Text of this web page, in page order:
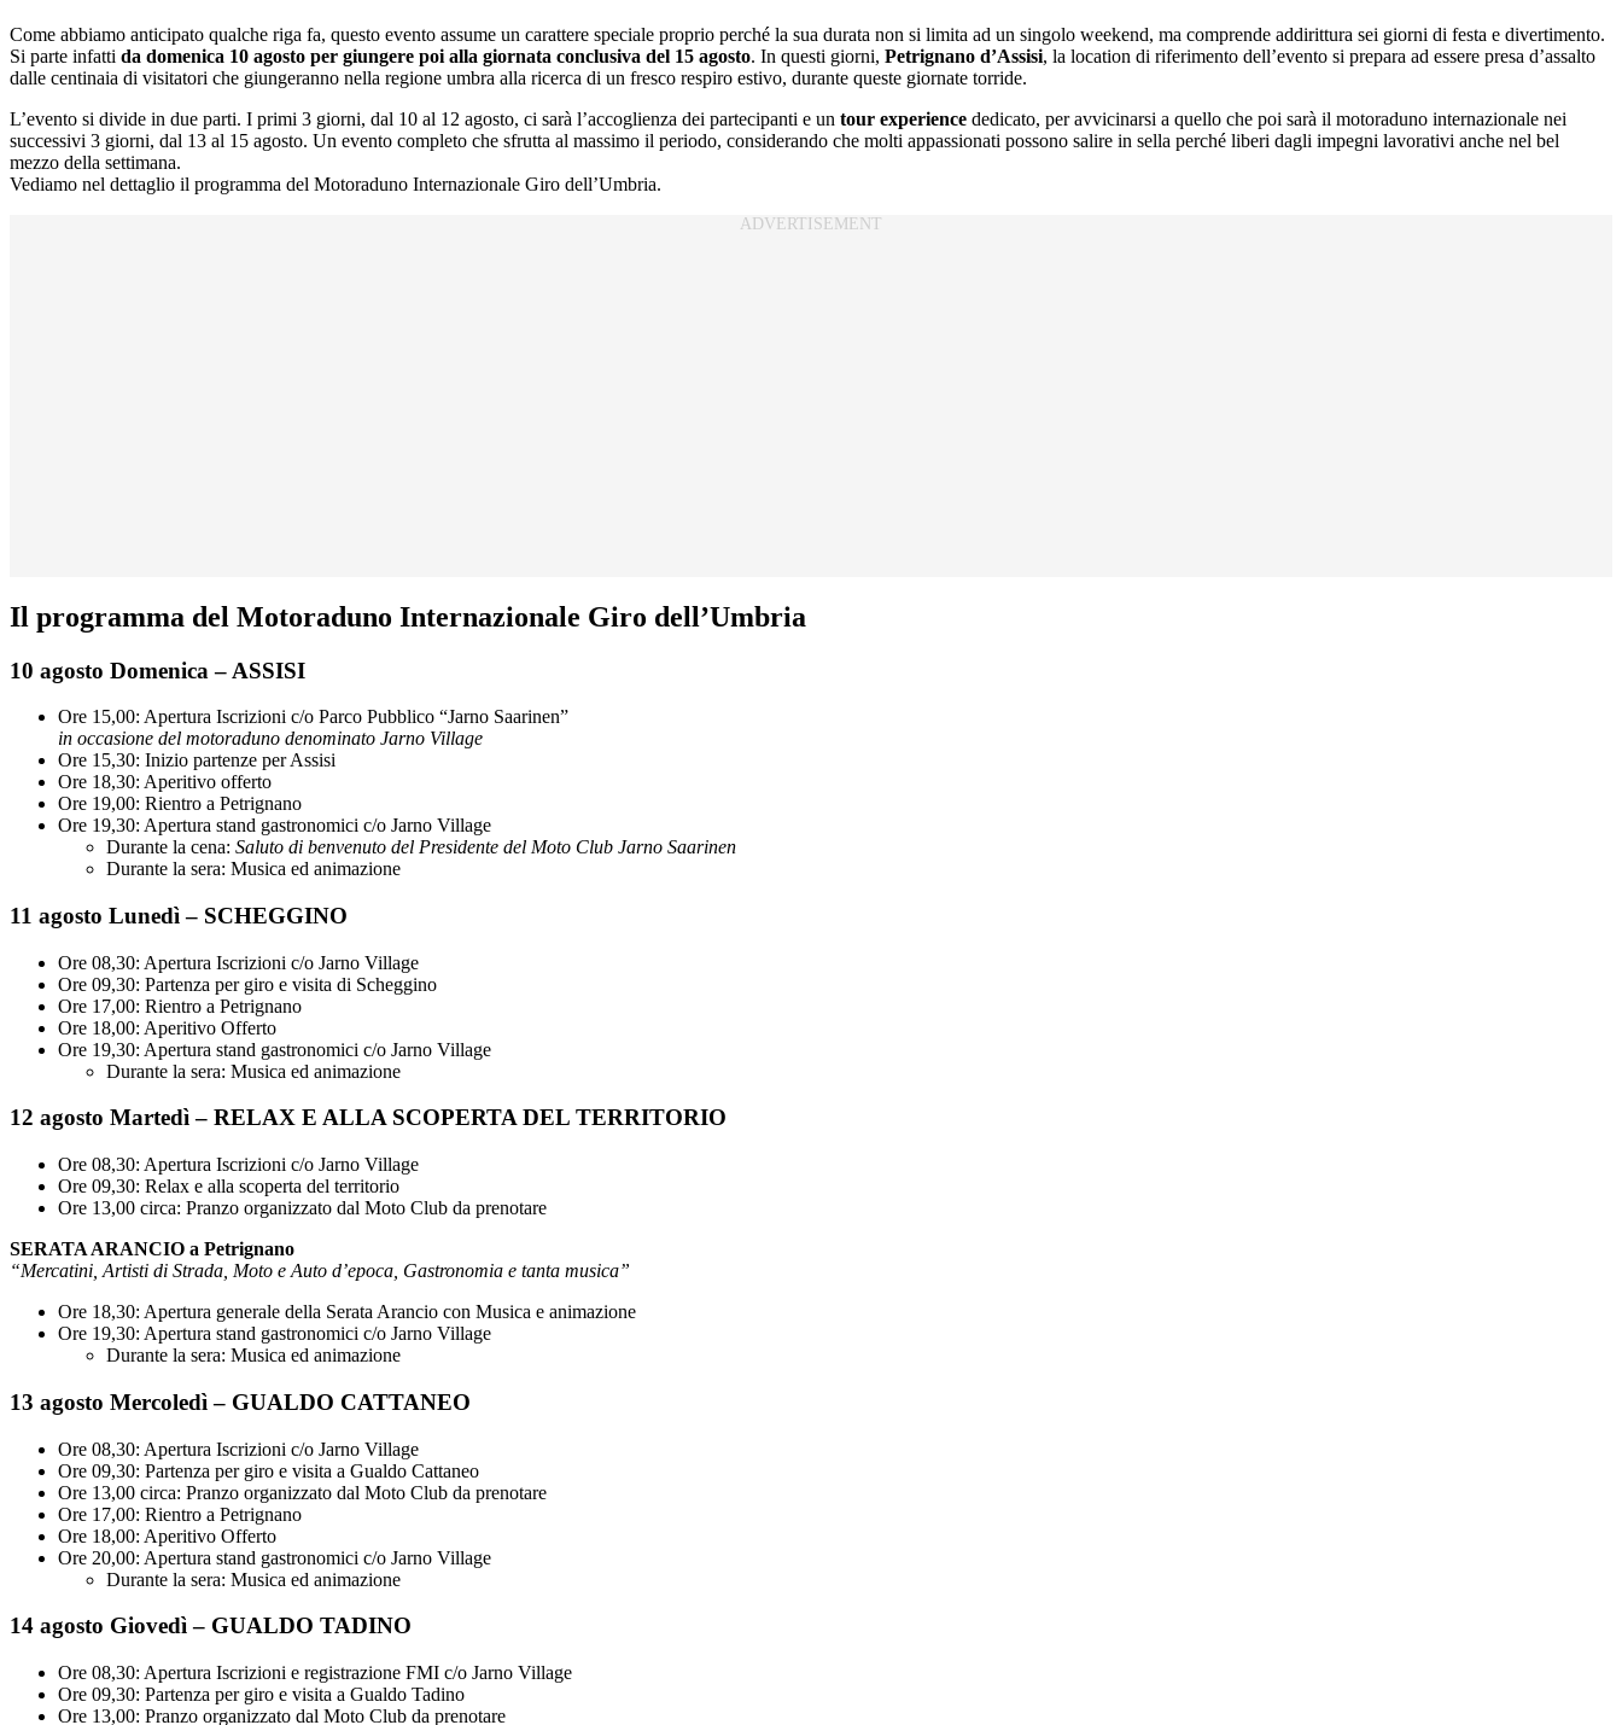
Come abbiamo anticipato qualche riga fa, questo evento assume un carattere speciale proprio perché la sua durata non si limita ad un singolo weekend, ma comprende addirittura sei giorni di festa e divertimento.
Si parte infatti da domenica 10 agosto per giungere poi alla giornata conclusiva del 15 agosto. In questi giorni, Petrignano d’Assisi, la location di riferimento dell’evento si prepara ad essere presa d’assalto
dalle centinaia di visitatori che giungeranno nella regione umbra alla ricerca di un fresco respiro estivo, durante queste giornate torride.
L’evento si divide in due parti. I primi 3 giorni, dal 10 al 12 agosto, ci sarà l’accoglienza dei partecipanti e un tour experience dedicato, per avvicinarsi a quello che poi sarà il motoraduno internazionale nei
successivi 3 giorni, dal 13 al 15 agosto. Un evento completo che sfrutta al massimo il periodo, considerando che molti appassionati possono salire in sella perché liberi dagli impegni lavorativi anche nel bel
mezzo della settimana.
Vediamo nel dettaglio il programma del Motoraduno Internazionale Giro dell’Umbria.
Il programma del Motoraduno Internazionale Giro dell’Umbria
10 agosto Domenica – ASSISI
Ore 15,00: Apertura Iscrizioni c/o Parco Pubblico “Jarno Saarinen”
in occasione del motoraduno denominato Jarno Village
Ore 15,30: Inizio partenze per Assisi
Ore 18,30: Aperitivo offerto
Ore 19,00: Rientro a Petrignano
Ore 19,30: Apertura stand gastronomici c/o Jarno Village
Durante la cena: Saluto di benvenuto del Presidente del Moto Club Jarno Saarinen
Durante la sera: Musica ed animazione
11 agosto Lunedì – SCHEGGINO
Ore 08,30: Apertura Iscrizioni c/o Jarno Village
Ore 09,30: Partenza per giro e visita di Scheggino
Ore 17,00: Rientro a Petrignano
Ore 18,00: Aperitivo Offerto
Ore 19,30: Apertura stand gastronomici c/o Jarno Village
Durante la sera: Musica ed animazione
12 agosto Martedì – RELAX E ALLA SCOPERTA DEL TERRITORIO
Ore 08,30: Apertura Iscrizioni c/o Jarno Village
Ore 09,30: Relax e alla scoperta del territorio
Ore 13,00 circa: Pranzo organizzato dal Moto Club da prenotare
SERATA ARANCIO a Petrignano
“Mercatini, Artisti di Strada, Moto e Auto d’epoca, Gastronomia e tanta musica”
Ore 18,30: Apertura generale della Serata Arancio con Musica e animazione
Ore 19,30: Apertura stand gastronomici c/o Jarno Village
Durante la sera: Musica ed animazione
13 agosto Mercoledì – GUALDO CATTANEO
Ore 08,30: Apertura Iscrizioni c/o Jarno Village
Ore 09,30: Partenza per giro e visita a Gualdo Cattaneo
Ore 13,00 circa: Pranzo organizzato dal Moto Club da prenotare
Ore 17,00: Rientro a Petrignano
Ore 18,00: Aperitivo Offerto
Ore 20,00: Apertura stand gastronomici c/o Jarno Village
Durante la sera: Musica ed animazione
14 agosto Giovedì – GUALDO TADINO
Ore 08,30: Apertura Iscrizioni e registrazione FMI c/o Jarno Village
Ore 09,30: Partenza per giro e visita a Gualdo Tadino
Ore 13,00: Pranzo organizzato dal Moto Club da prenotare